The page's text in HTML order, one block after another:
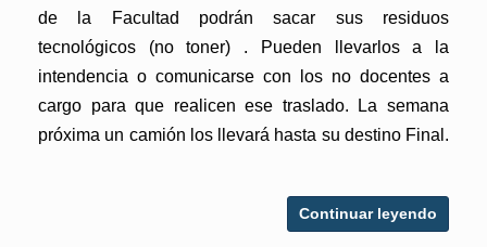
de la Facultad podrán sacar sus residuos
tecnológicos (no toner) . Pueden llevarlos a la
intendencia o comunicarse con los no docentes a
cargo para que realicen ese traslado. La semana
próxima un camión los llevará hasta su destino Final.
Continuar leyendo